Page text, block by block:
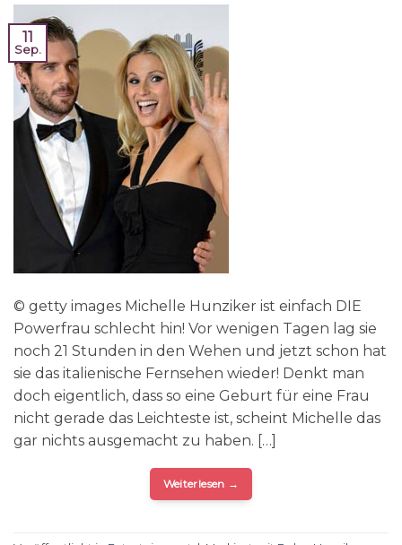
11
Sep.
© getty images Michelle Hunziker ist einfach DIE
Powerfrau schlecht hin! Vor wenigen Tagen lag sie
noch 21 Stunden in den Wehen und jetzt schon hat
sie das italienische Fernsehen wieder! Denkt man
doch eigentlich, dass so eine Geburt für eine Frau
nicht gerade das Leichteste ist, scheint Michelle das
gar nichts ausgemacht zu haben. […]
Weiterlesen →